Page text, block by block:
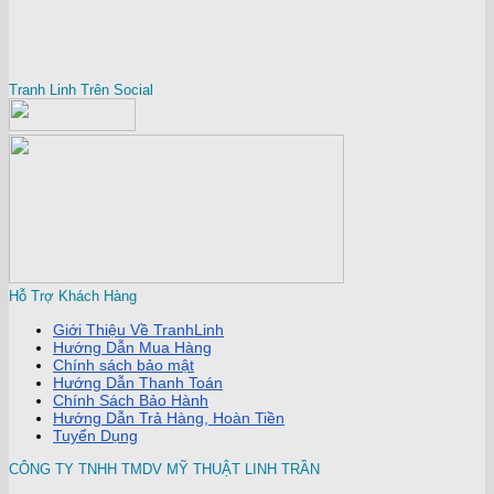
Tranh Linh Trên Social
Hỗ Trợ Khách Hàng
Giới Thiệu Về TranhLinh
Hướng Dẫn Mua Hàng
Chính sách bảo mật
Hướng Dẫn Thanh Toán
Chính Sách Bảo Hành
Hướng Dẫn Trả Hàng, Hoàn Tiền
Tuyển Dụng
CÔNG TY TNHH TMDV MỸ THUẬT LINH TRẦN